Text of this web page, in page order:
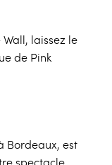
laissez le
de Pink
Bordeaux, est
spectacle